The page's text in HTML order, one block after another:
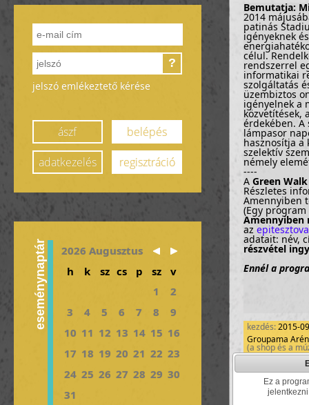
?
jelszó emlékeztető kérése
ászf
belépés
adatkezelés
regisztráció
eseménynaptár
2026 Augusztus
h
k sz cs p sz
v
1
2
3
4 5 6 7 8
9
10 11 12 13 14 15 16
17 18 19 20 21 22 23
24 25 26 27 28 29 30
31
Bemutatja:
2014
patinás
igényeknek
célul.
rendszerrel
informatikai
szolgáltatás
üzembiztos
igényelnek a
közvetítések,
érdekében.
lámpasor
hasznosítja a
szelektív
némely
----
A Green Walk
Részletes
Amennyiben
(Egy
Amennyiben
az
adatait: név,
részvétel
Ennél a
kezdés:2015-
Groupama
(a shop és a
kezdés:2014-
Groupama
Ez a